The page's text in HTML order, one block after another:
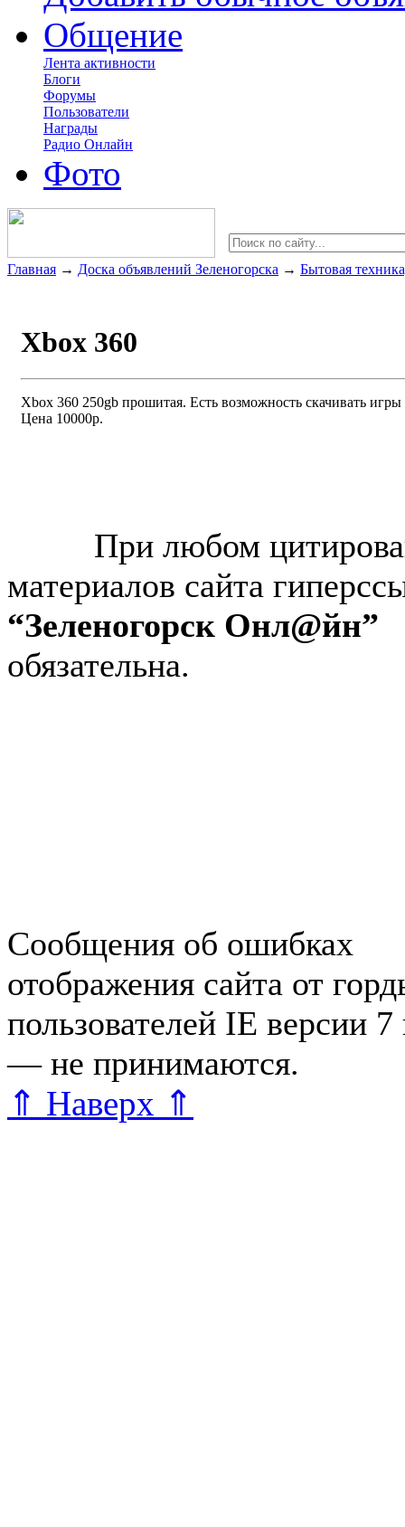
Общение
Лента активности
Блоги
Форумы
Пользователи
Награды
Радио Онлайн
Фото
Главная → Доска объявлений Зеленогорска → Бытовая
Xbox 360
Xbox 360 250gb прошитая. Есть возможность скачивать
Цена 10000р.
При любом
материалов сайта
“Зеленогорск Онл@йн”
обязательна.
Сообщения об ошибках
отображения сайта от
пользователей IE версии
— не принимаются.
⇑ Наверх ⇑